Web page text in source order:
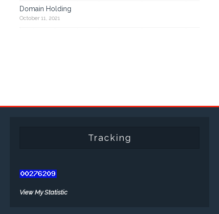
Domain Holding
October 11, 2021
Tracking
View My Statistic